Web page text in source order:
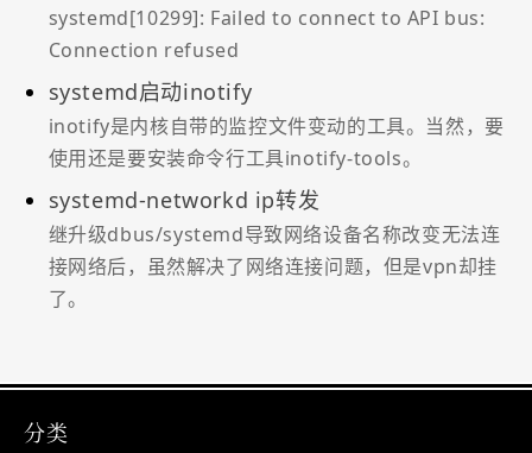
systemd[10299]: Failed to connect to API bus:
Connection refused
systemd启动inotify
inotify是内核自带的监控文件变动的工具。当然，要
使用还是要安装命令行工具inotify-tools。
systemd-networkd ip转发
继升级dbus/systemd导致网络设备名称改变无法连
接网络后，虽然解决了网络连接问题，但是vpn却挂
了。
分类